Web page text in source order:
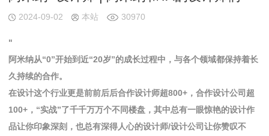
2024-09-02 本站 30970
"
阿米纳从“0”开始到近“20岁”的成长过程中，与各个领域都保持着长
久持续的合作。
在设计这个行业更是前前后后合作设计师超800+，合作设计公司超
100+，“实战”了千千万万个不同楼盘，其中总有一眼惊艳的设计作
品让你印象深刻，也总有深得人心的设计师/设计公司让你赞叹不